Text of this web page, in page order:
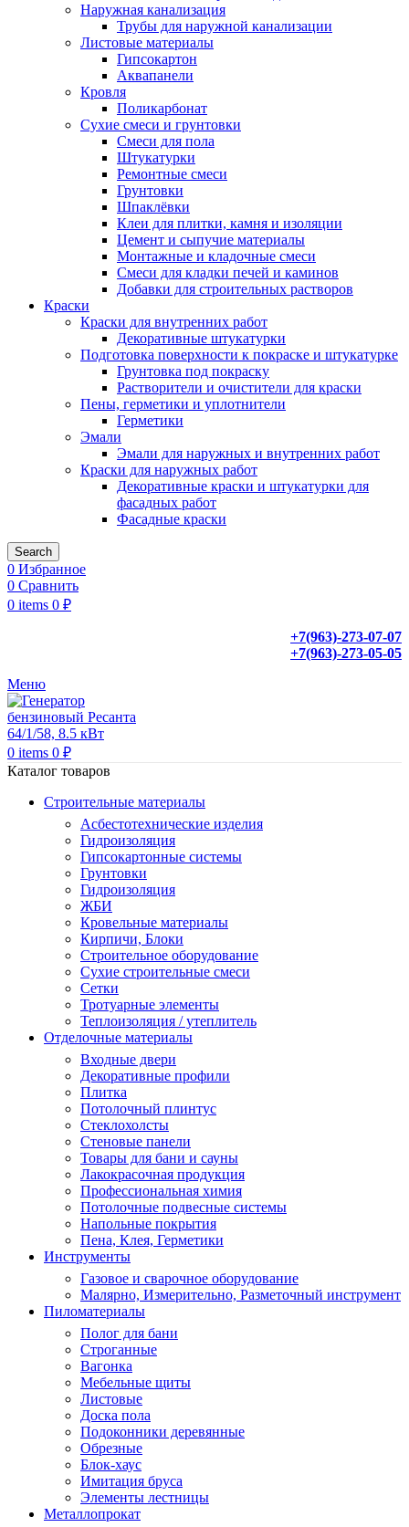
Наружная канализация
Трубы для наружной канализации
Листовые материалы
Гипсокартон
Аквапанели
Кровля
Поликарбонат
Сухие смеси и грунтовки
Смеси для пола
Штукатурки
Ремонтные смеси
Грунтовки
Шпаклёвки
Клеи для плитки, камня и изоляции
Цемент и сыпучие материалы
Монтажные и кладочные смеси
Смеси для кладки печей и каминов
Добавки для строительных растворов
Краски
Краски для внутренних работ
Декоративные штукатурки
Подготовка поверхности к покраске и штукатурке
Грунтовка под покраску
Растворители и очистители для краски
Пены, герметики и уплотнители
Герметики
Эмали
Эмали для наружных и внутренних работ
Краски для наружных работ
Декоративные краски и штукатурки для
фасадных работ
Фасадные краски
Search
0 Избранное
0 Сравнить
0 items 0 ₽
+7(963)-273-07-07
+7(963)-273-05-05
Меню
0 items 0 ₽
Каталог товаров
Строительные материалы
Асбестотехнические изделия
Гидроизоляция
Гипсокартонные системы
Грунтовки
Гидроизоляция
ЖБИ
Кровельные материалы
Кирпичи, Блоки
Строительное оборудование
Сухие строительные смеси
Сетки
Тротуарные элементы
Теплоизоляция / утеплитель
Отделочные материалы
Входные двери
Декоративные профили
Плитка
Потолочный плинтус
Стеклохолсты
Стеновые панели
Товары для бани и сауны
Лакокрасочная продукция
Профессиональная химия
Потолочные подвесные системы
Напольные покрытия
Пена, Клея, Герметики
Инструменты
Газовое и сварочное оборудование
Малярно, Измерительно, Разметочный инструмент
Пиломатериалы
Полог для бани
Строганные
Вагонка
Мебельные щиты
Листовые
Доска пола
Подоконники деревянные
Обрезные
Блок-хаус
Имитация бруса
Элементы лестницы
Металлопрокат